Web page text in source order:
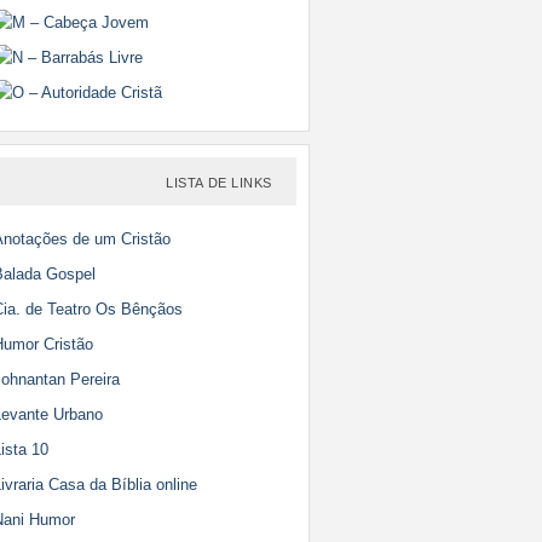
LISTA DE LINKS
de um Cristão
Gospel
de Teatro Os Bênçãos
Cristão
Pereira
Urbano
10
Casa da Bíblia online
Humor